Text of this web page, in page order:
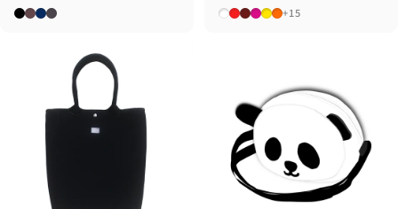
ブラック
ブラウン
ネイビー
チャコール ホワイト
レッド
マルーン
ローズ
イエロー
オレンジ
+15